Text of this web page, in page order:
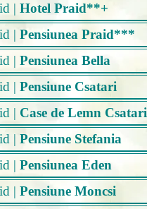
| Hotel Praid**+
| Pensiunea Praid***
| Pensiunea Bella
| Pensiune Csatari
| Case de Lemn Csatari
| Pensiune Stefania
| Pensiunea Eden
| Pensiune Moncsi